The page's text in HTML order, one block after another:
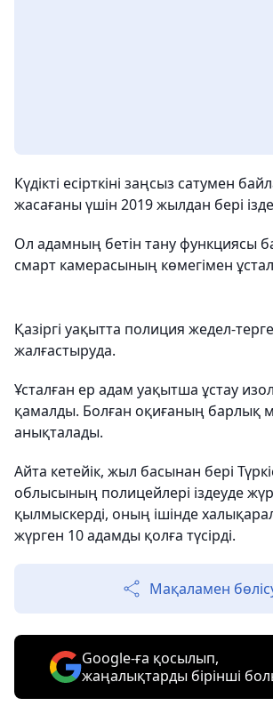
Күдікті есірткіні заңсыз сатумен
жасағаны үшін 2019 жылдан бері
Ол адамның бетін тану функциясы
смарт камерасының көмегімен
Қазіргі уақытта полиция жедел-
жалғастыруда.
Ұсталған ер адам уақытша ұстау
қамалды. Болған оқиғаның барлық
анықталады.
Айта кетейік, жыл басынан бері
облысының полицейлері іздеуде
қылмыскерді, оның ішінде
жүрген 10 адамды қолға түсірді.
Мақаламен
Google-ға қосылып,
жаңалықтарды бірінші